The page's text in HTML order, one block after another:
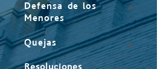
Defensa de los
Menores
Quejas